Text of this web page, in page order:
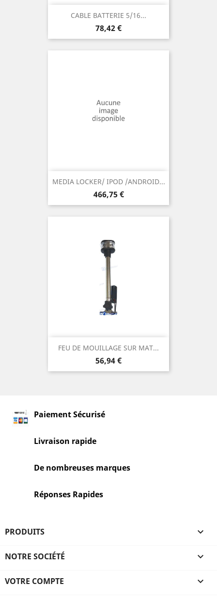
CABLE BATTERIE 5/16...
Prix
78,42 €
MEDIA LOCKER/ IPOD /ANDROID...
Prix
466,75 €
FEU DE MOUILLAGE SUR MAT...
Prix
56,94 €
Paiement Sécurisé
Livraison rapide
De nombreuses marques
Réponses Rapides
PRODUITS 
NOTRE SOCIÉTÉ 
VOTRE COMPTE 